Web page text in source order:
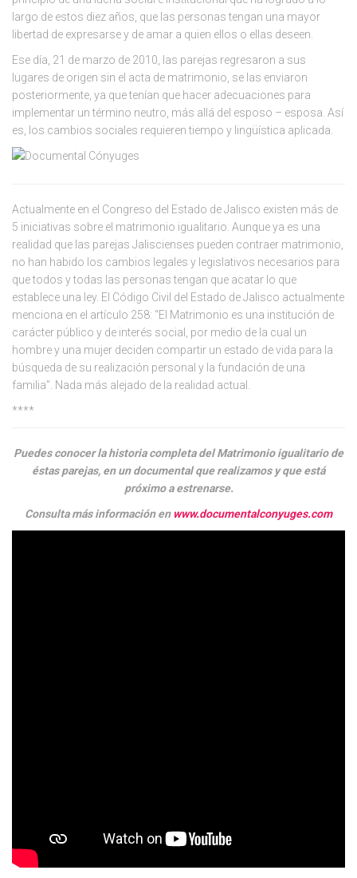
largo de estos diez años, que las personas tengan una mayor
libertad de expresarse y de amar a quien ellos o ellas deseen.
Ese día, 21 de marzo de 2010, las parejas regresaron a sus
lugares de origen sin el acta de matrimonio, se las enviaron
posteriormente, ya que tenían que hacer adecuaciones para
implementar un término neutro, más allá del esposo – esposa. Así
es, los cambios sociales requieren tiempo y lingüística aplicada.
Actualmente en el Congreso del Estado de Jalisco existen más de
5 iniciativas sobre el matrimonio igualitario. Aunque ya es una
realidad que las parejas Jaliscienses pueden contraer matrimonio,
no han habido los cambios legales y legislativos necesarios para
que todos y todas las personas tengan que acatar lo que
establece una ley. El Código Civil del Estado de Jalisco actualmente
menciona en el artículo 258: “El Matrimonio es una institución de
carácter público y de interés social, por medio de la cual un
hombre y una mujer deciden compartir un estado de vida para la
búsqueda de su realización personal y la fundación de una
familia”. Nada más alejado de la realidad actual.
****
Puedes conocer la historia completa del Matrimonio igualitario de
éstas parejas, en un documental que realizamos y que está
próximo a estrenarse.
Consulta más información en www.documentalconyuges.com